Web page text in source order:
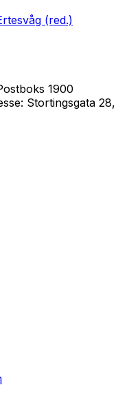
(red.)
1900
Stortingsgata 28,